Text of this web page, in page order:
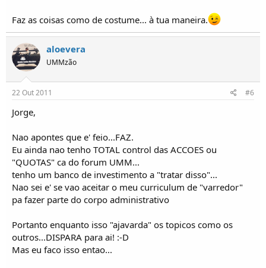
Faz as coisas como de costume... à tua maneira.
aloevera
UMMzão
22 Out 2011 #6
Jorge,
Nao apontes que e' feio...FAZ.
Eu ainda nao tenho TOTAL control das ACCOES ou
"QUOTAS" ca do forum UMM...
tenho um banco de investimento a "tratar disso"...
Nao sei e' se vao aceitar o meu curriculum de "varredor"
pa fazer parte do corpo administrativo
Portanto enquanto isso "ajavarda" os topicos como os
outros...DISPARA para ai! :-D
Mas eu faco isso entao...